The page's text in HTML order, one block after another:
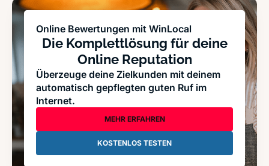
Online Bewertungen mit WinLocal
Die Komplettlösung für deine
Online Reputation
Überzeuge deine Zielkunden mit deinem
automatisch gepflegten guten Ruf im
Internet.
MEHR ERFAHREN
KOSTENLOS TESTEN